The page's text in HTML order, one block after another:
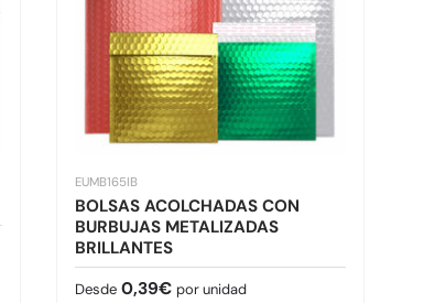
EUMB165IB
BOLSAS ACOLCHADAS CON
BURBUJAS METALIZADAS
BRILLANTES
Precio normal
Desde 0,39€ por unidad